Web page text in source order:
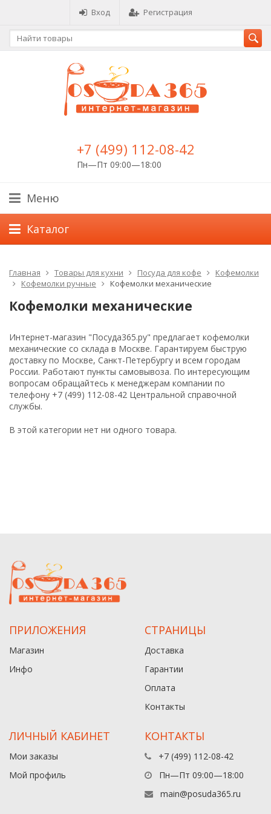
Вход Регистрация
+7 (499) 112-08-42
Пн—Пт 09:00—18:00
Меню
Каталог
Главная Товары для кухни Посуда для кофе
Кофемолки
Кофемолки ручные
Кофемолки механические
Кофемолки механические
Интернет-магазин "Посуда365.ру" предлагает кофемолки
механические со склада в Москве. Гарантируем быструю
доставку по Москве, Санкт-Петербургу и всем городам
России. Работают пункты самовывоза. По интересующим
вопросам обращайтесь к менеджерам компании по
телефону +7 (499) 112-08-42 Центральной справочной
службы.
В этой категории нет ни одного товара.
ПРИЛОЖЕНИЯ
Магазин
Инфо
СТРАНИЦЫ
Доставка
Гарантии
Оплата
Контакты
ЛИЧНЫЙ КАБИНЕТ
Мои заказы
Мой профиль
КОНТАКТЫ
+7 (499) 112-08-42
Пн—Пт 09:00—18:00
main@posuda365.ru